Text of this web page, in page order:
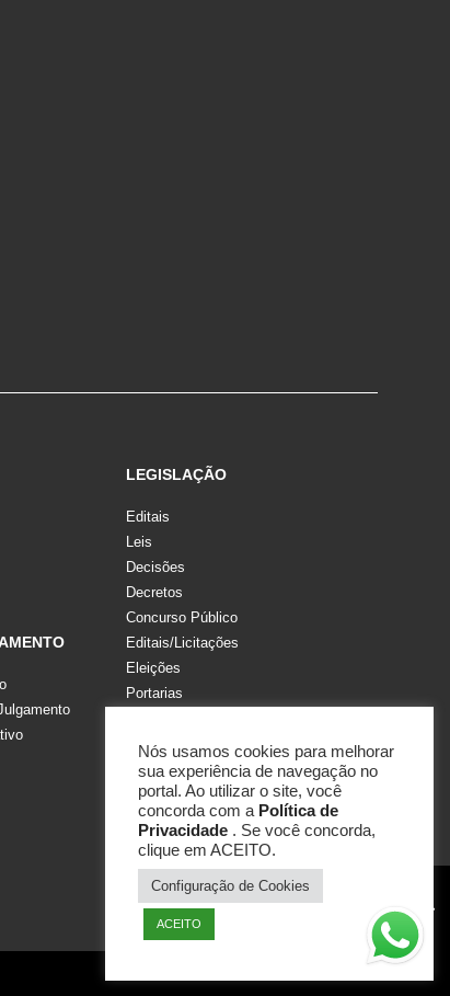
LEGISLAÇÃO
Editais
Leis
Decisões
Decretos
Concurso Público
Editais/Licitações
Eleições
Portarias
Resoluções
Nós usamos cookies para melhorar
sua experiência de navegação no
portal. Ao utilizar o site, você
concorda com a Política de
Privacidade . Se você concorda,
clique em ACEITO.
Configuração de Cookies
ACEITO